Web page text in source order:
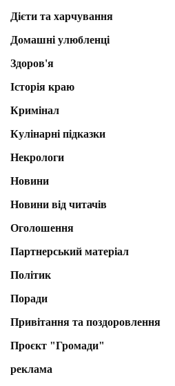
Дієти та харчування
Домашні улюбленці
Здоров'я
Історія краю
Кримінал
Кулінарні підказки
Некрологи
Новини
Новини від читачів
Оголошення
Партнерський матеріал
Політик
Поради
Привітання та поздоровлення
Проєкт "Громади"
реклама